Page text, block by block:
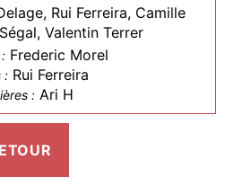
Rui Ferreira, Camille
Valentin Terrer
Frederic Morel
: Rui Ferreira
: Ari H